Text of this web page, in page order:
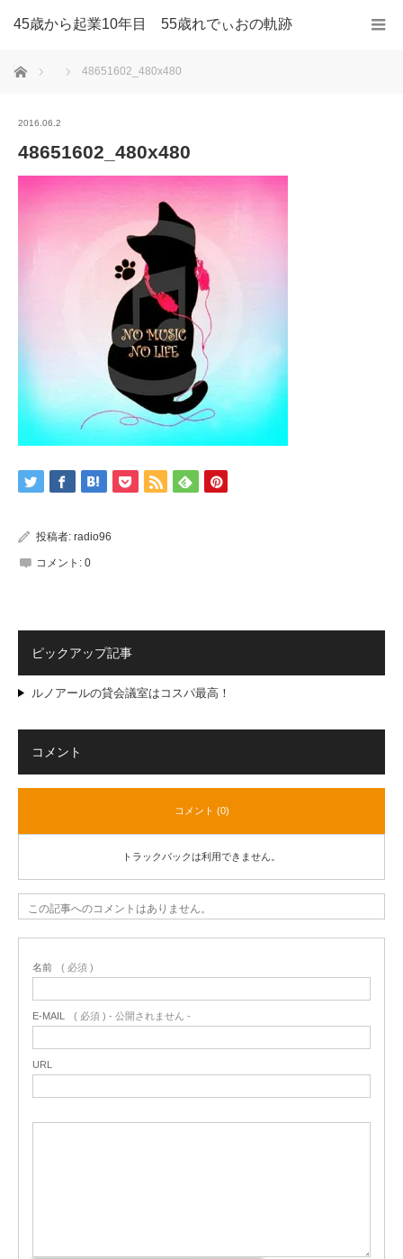
45歳から起業10年目 55歳れでぃおの軌跡
ホーム 48651602_480x480
2016.06.2
48651602_480x480
投稿者: radio96
コメント: 0
ピックアップ記事
ルノアールの貸会議室はコスパ最高！
コメント
コメント (0)
トラックバックは利用できません。
この記事へのコメントはありません。
名前 ( 必須 )
E-MAIL ( 必須 ) - 公開されません -
URL